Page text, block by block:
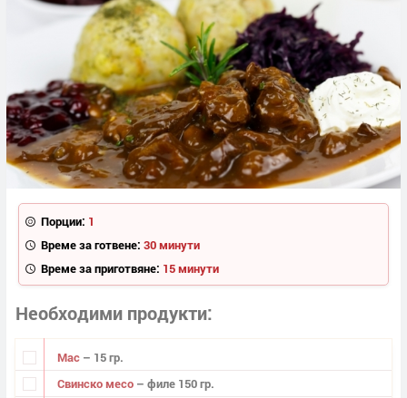
Порции: 1
Време за готвене: 30 минути
Време за приготвяне: 15 минути
Необходими продукти
Мас – 15 гр.
Свинско месо – филе 150 гр.